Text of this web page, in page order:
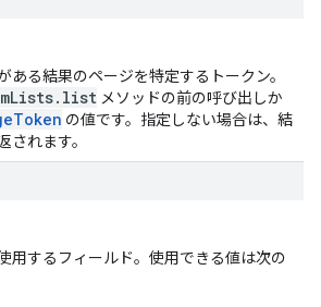
ある結果のページを特定するトークン。
メソッドの前の呼び出しか
の値です。指定しない場合は、結
されます。
用するフィールド。使用できる値は次の